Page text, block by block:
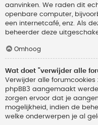
aanvinken. We raden dit
openbare computer,
een internetcafé, enz. Als
beheerder deze
Omhoog
Wat doet "verwijder alle
Verwijder alle
phpBB3 aangemaakt
zorgen ervoor dat je
mogelijkheid, indien de
welke onderwerpen je al